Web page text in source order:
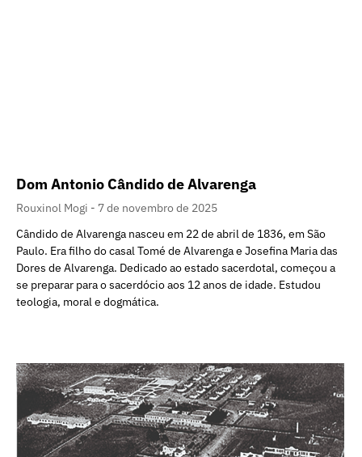
Dom Antonio Cândido de Alvarenga
Rouxinol Mogi
7 de novembro de 2025
Cândido de Alvarenga nasceu em 22 de abril de 1836, em São
Paulo. Era filho do casal Tomé de Alvarenga e Josefina Maria das
Dores de Alvarenga. Dedicado ao estado sacerdotal, começou a
se preparar para o sacerdócio aos 12 anos de idade. Estudou
teologia, moral e dogmática.